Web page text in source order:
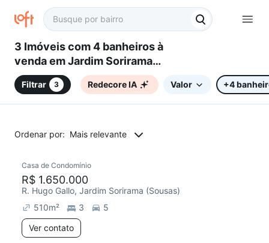
3 Imóveis com 4 banheiros à
venda em Jardim Sorirama
(Sousas), Campinas, SP
Filtrar 3 Redecore IA Valor +4
Ordenar por: Mais relevante
Redecorar
Casa de Condomínio
R$ 1.650.000
R. Hugo Gallo, Jardim Sorirama (Sousas)
510m² 3
5
Ver contato